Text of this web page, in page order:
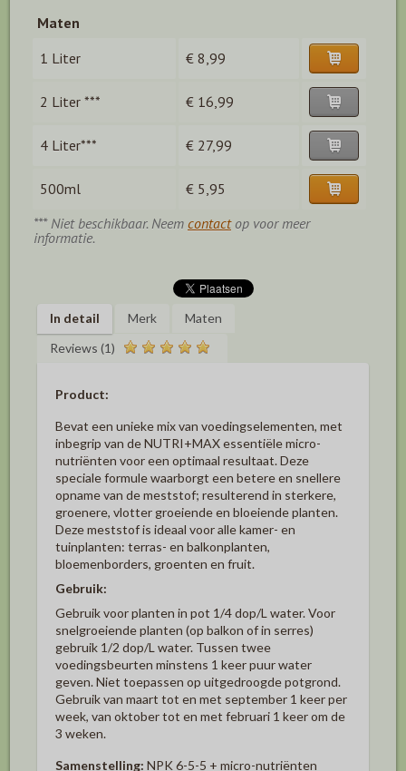
Maten
1 Liter
€ 8,99
2 Liter *** € 16,99
4 Liter*** € 27,99
500ml
€ 5,95
*** Niet beschikbaar. Neem contactop voor meer
informatie.
In detail Merk
Maten
Reviews (1)
Product:
Bevat een unieke mix van voedingselementen, met
inbegrip van de NUTRI+MAX essentiële micro-
nutriënten voor een optimaal resultaat. Deze
speciale formule waarborgt een betere en snellere
opname van de meststof; resulterend in sterkere,
groenere, vlotter groeiende en bloeiende planten.
Deze meststof is ideaal voor alle kamer- en
tuinplanten: terras- en balkonplanten,
bloemenborders, groenten en fruit.
Gebruik:
Gebruik voor planten in pot 1/4 dop/L water. Voor
snelgroeiende planten (op balkon of in serres)
gebruik 1/2 dop/L water. Tussen twee
voedingsbeurten minstens 1 keer puur water
geven. Niet toepassen op uitgedroogde potgrond.
Gebruik van maart tot en met september 1 keer per
week, van oktober tot en met februari 1 keer om de
3 weken.
Samenstelling: NPK 6-5-5 + micro-nutriënten